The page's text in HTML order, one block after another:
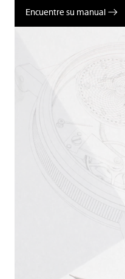
Encuentre su manual